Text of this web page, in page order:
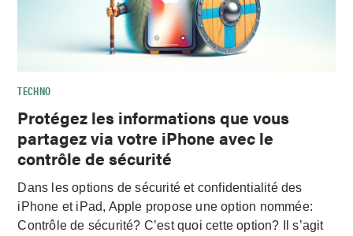
TECHNO
Protégez les informations que vous
partagez via votre iPhone avec le
contrôle de sécurité
Dans les options de sécurité et confidentialité des
iPhone et iPad, Apple propose une option nommée:
Contrôle de sécurité? C’est quoi cette option? Il s’agit